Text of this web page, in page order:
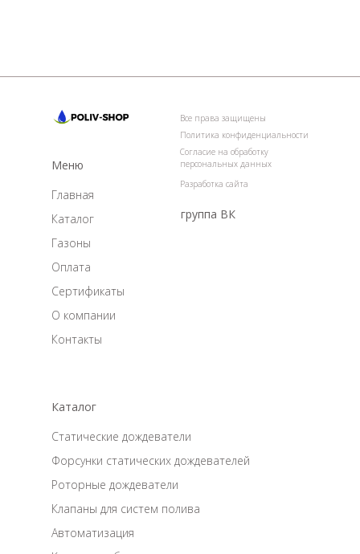
Главная
Все права защищены
Политика конфиденциальности
Разработка сайта
Согласие на обработку
персональных данных
Каталог
Газоны
Оплата
Сертификаты
О компании
Контакты
Статические дождеватели
Форсунки статических дождевателей
Роторные дождеватели
Клапаны для систем полива
Автоматизация
Меню
Каталог
группа ВК